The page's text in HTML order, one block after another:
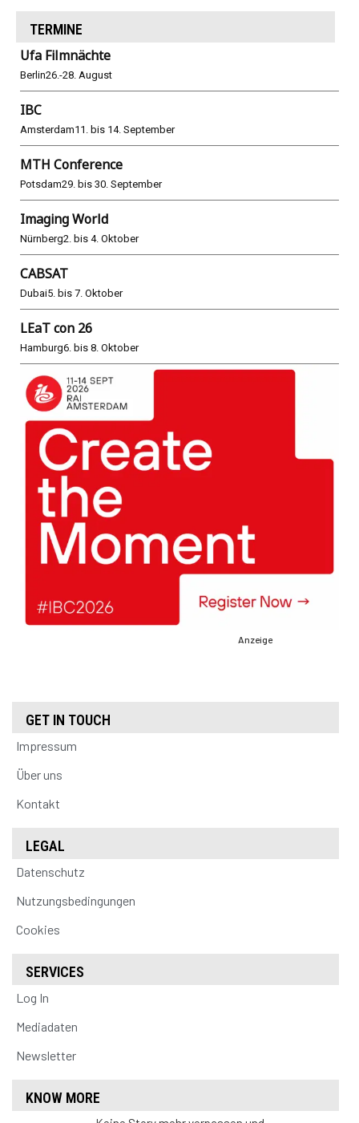
TERMINE
Ufa Filmnächte
Berlin26.-28. August
IBC
Amsterdam11. bis 14. September
MTH Conference
Potsdam29. bis 30. September
Imaging World
Nürnberg2. bis 4. Oktober
CABSAT
Dubai5. bis 7. Oktober
LEaT con 26
Hamburg6. bis 8. Oktober
Anzeige
GET IN TOUCH
Impressum
Über uns
Kontakt
LEGAL
Datenschutz
Nutzungsbedingungen
Cookies
SERVICES
Log In
Mediadaten
Newsletter
KNOW MORE